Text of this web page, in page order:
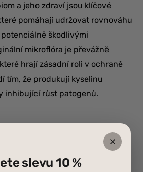
a jeho zdraví jsou klíčové
pomáhají udržovat rovnováhu
škodlivými
mikroflóra je převážně
hrají zásadní roli v ochraně
tím, že produkují kyselinu
inhibující růst patogenů.
slevu 10 %